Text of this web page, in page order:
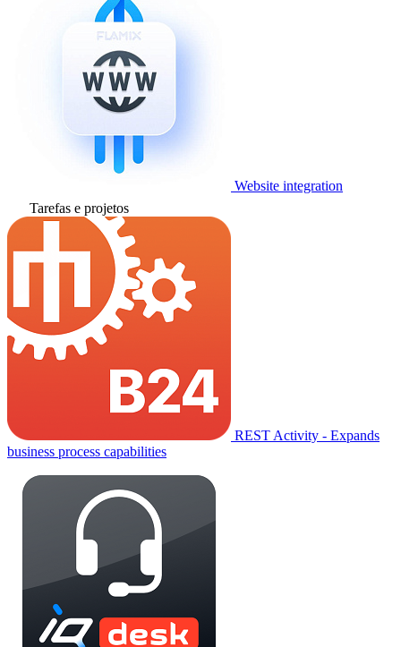
Website integration
Tarefas e projetos
REST Activity - Expands
business process capabilities